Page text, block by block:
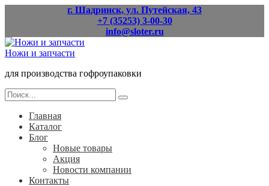
г. Шадринск, ул. Путейская, 43
+7 (35253) 3-00-30
info@sloter.ru
Ножи и запчасти
для производства гофроупаковки
Search
for:
Главная
Каталог
Блог
Новые товары
Акция
Новости компании
Контакты